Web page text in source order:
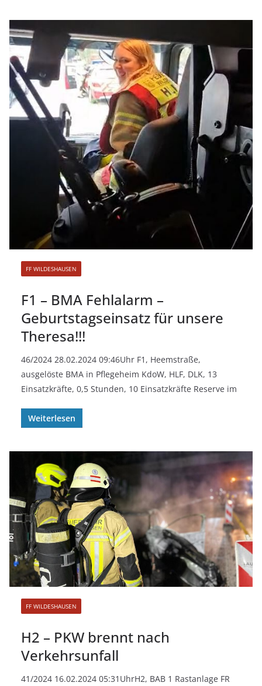
FF WILDESHAUSEN
F1 – BMA Fehlalarm –
Geburtstagseinsatz für unsere
Theresa!!!
46/2024 28.02.2024 09:46Uhr F1, Heemstraße,
ausgelöste BMA in Pflegeheim KdoW, HLF, DLK, 13
Einsatzkräfte, 0,5 Stunden, 10 Einsatzkräfte Reserve im
Weiterlesen
FF WILDESHAUSEN
H2 – PKW brennt nach
Verkehrsunfall
41/2024 16.02.2024 05:31UhrH2, BAB 1 Rastanlage FR